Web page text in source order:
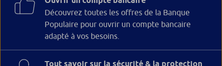
Découvrez toutes les offres de la Banque
Populaire pour ouvrir un compte bancaire
adapté à vos besoins.
Tout savoir sur la sécurité & la protection